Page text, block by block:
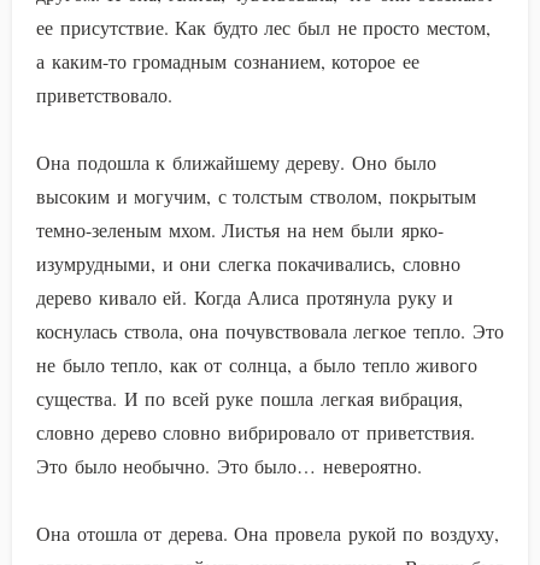
ее присутствие. Как будто лес был не просто местом,
а каким-то громадным сознанием, которое ее
приветствовало.
Она подошла к ближайшему дереву. Оно было
высоким и могучим, с толстым стволом, покрытым
темно-зеленым мхом. Листья на нем были ярко-
изумрудными, и они слегка покачивались, словно
дерево кивало ей. Когда Алиса протянула руку и
коснулась ствола, она почувствовала легкое тепло. Это
не было тепло, как от солнца, а было тепло живого
существа. И по всей руке пошла легкая вибрация,
словно дерево словно вибрировало от приветствия.
Это было необычно. Это было… невероятно.
Она отошла от дерева. Она провела рукой по воздуху,